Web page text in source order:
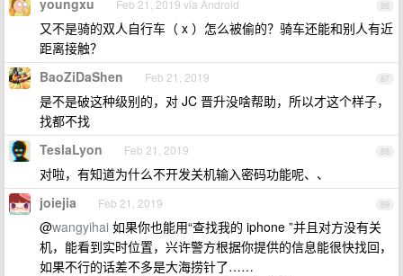
86
youngxu Feb 21, 2019 via Android
又不是骑的双人自行车（ x ）怎么被偷的？骑车还能和别人有近
距离接触？
87
BaoZiDaShen Feb 21, 2019
是不是破这种级别的，对 JC 晋升没啥帮助，所以才这个样子，
找都不找
88
TeslaLyon Feb 21, 2019
对啦，有知道为什么不开发关机输入密码功能呢、、
89
joiejia Feb 21, 2019
@wangyihai 如果你也能用“查找我的 iphone ”并且对方没有关
机，能看到实时位置，兴许警方根据你提供的信息能很快找回，
如果不行的话差不多是大海捞针了……